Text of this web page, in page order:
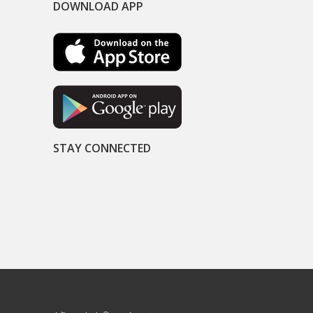
DOWNLOAD APP
STAY CONNECTED